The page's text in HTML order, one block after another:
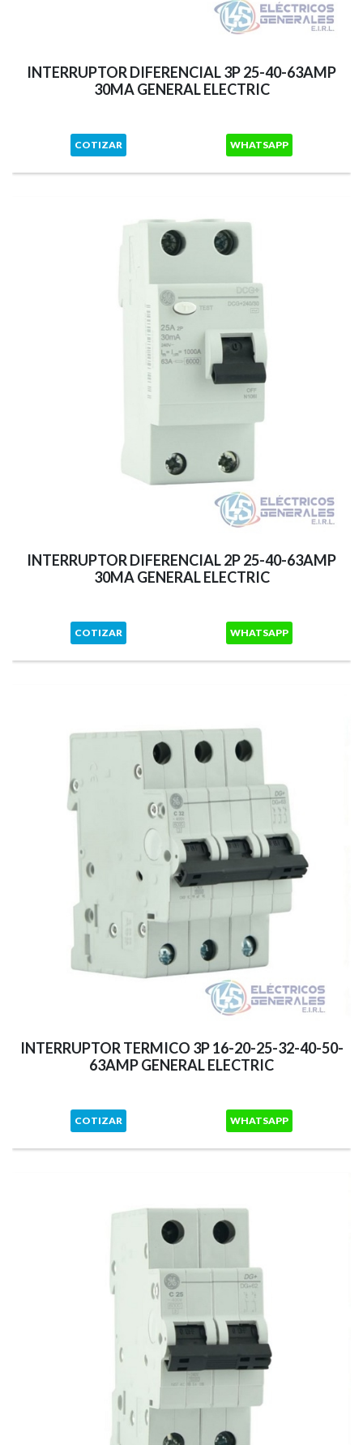
INTERRUPTOR DIFERENCIAL 3P 25-40-63AMP
30MA GENERAL ELECTRIC
COTIZAR WHATSAPP
INTERRUPTOR DIFERENCIAL 2P 25-40-63AMP
30MA GENERAL ELECTRIC
COTIZAR WHATSAPP
INTERRUPTOR TERMICO 3P 16-20-25-32-40-50-
63AMP GENERAL ELECTRIC
COTIZAR WHATSAPP